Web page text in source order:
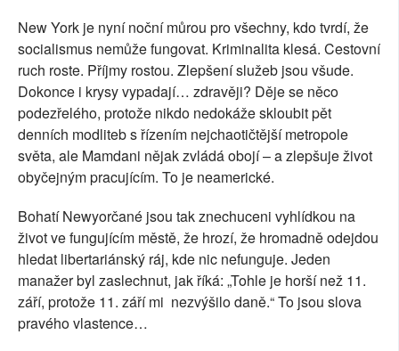
New York je nyní noční můrou pro všechny, kdo tvrdí, že
socialismus nemůže fungovat. Kriminalita klesá. Cestovní
ruch roste. Příjmy rostou. Zlepšení služeb jsou všude.
Dokonce i krysy vypadají… zdravěji? Děje se něco
podezřelého, protože nikdo nedokáže skloubit pět
denních modliteb s řízením nejchaotičtější metropole
světa, ale Mamdani nějak zvládá obojí – a zlepšuje život
obyčejným pracujícím. To je neamerické.
Bohatí Newyorčané jsou tak znechuceni vyhlídkou na
život ve fungujícím městě, že hrozí, že hromadně odejdou
hledat libertariánský ráj, kde nic nefunguje. Jeden
manažer byl zaslechnut, jak říká: „Tohle je horší než 11.
září, protože 11. září mi nezvýšilo daně.“ To jsou slova
pravého vlastence…